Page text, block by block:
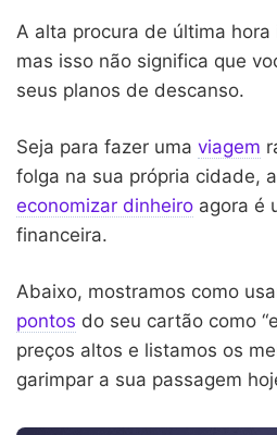
A alta procura de última
mas isso não significa que
seus planos de descanso.
Seja para fazer uma viagem
folga na sua própria cidade,
economizar dinheiro agora é
financeira.
Abaixo, mostramos como
pontos do seu cartão como
preços altos e listamos os
garimpar a sua passagem